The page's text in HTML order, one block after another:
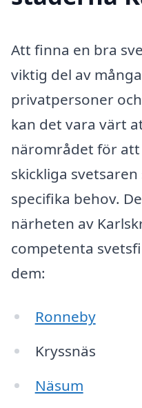
Att finna en bra
viktig del av
privatpersoner
kan det vara värt
närområdet för
skickliga
specifika behov.
närheten av
competenta
dem:
Ronneby
Kryssnäs
Näsum